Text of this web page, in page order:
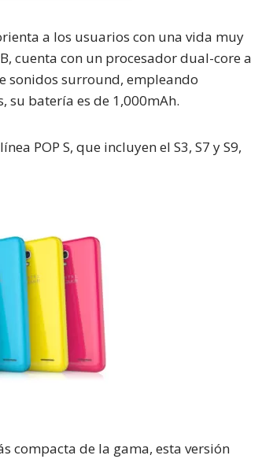
a los usuarios con una vida muy
cuenta con un procesador dual-core a
sonidos surround, empleando
su batería es de 1,000mAh.
POP S, que incluyen el S3, S7 y S9,
compacta de la gama, esta versión